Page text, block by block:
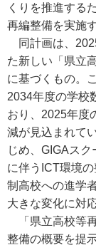
くりを推進する
再編整備を実施す
同計画は、
た新しい「県立
に基づくもの。
2034年度の学校
おり、2025年度
減が見込まれて
じめ、GIGAス
に伴うICT環境
制高校への進学
大きな変化に対
「県立高校等
整備の概要を提